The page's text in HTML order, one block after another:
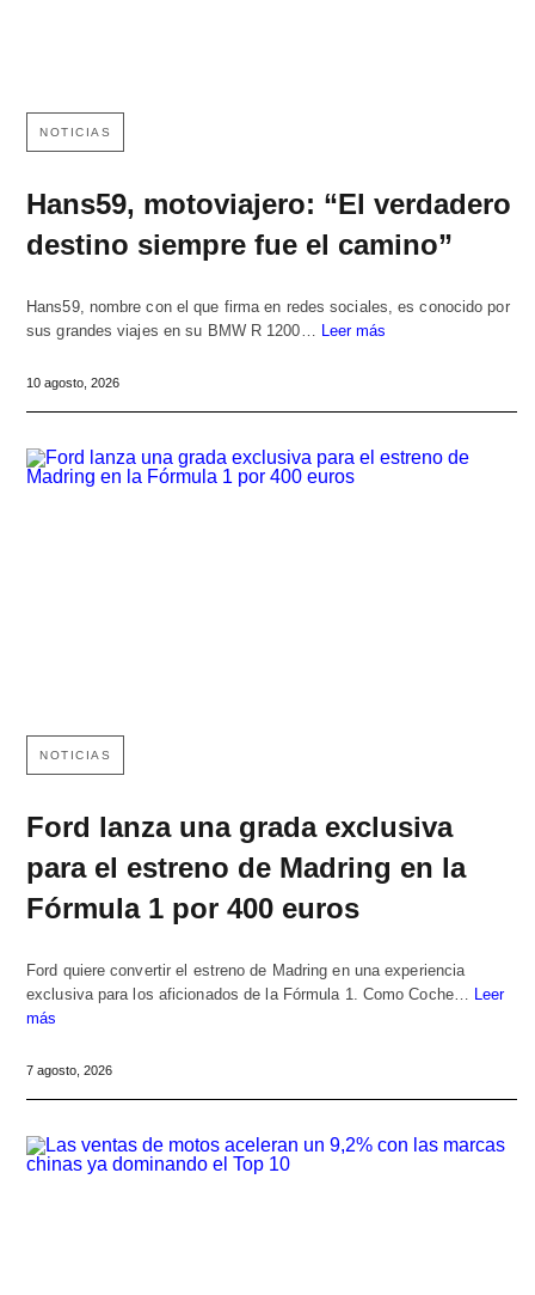
NOTICIAS
Hans59, motoviajero: “El verdadero
destino siempre fue el camino”
Hans59, nombre con el que firma en redes sociales, es conocido por
sus grandes viajes en su BMW R 1200… Leer más
10 agosto, 2026
NOTICIAS
Ford lanza una grada exclusiva
para el estreno de Madring en la
Fórmula 1 por 400 euros
Ford quiere convertir el estreno de Madring en una experiencia
exclusiva para los aficionados de la Fórmula 1. Como Coche… Leer
más
7 agosto, 2026